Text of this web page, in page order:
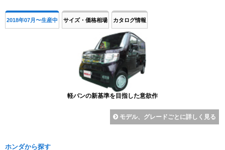
2018年07月〜生産中 サイズ・価格相場 カタログ情報
軽バンの新基準を目指した意欲作
モデル、グレードごとに詳しく見る
ホンダから探す